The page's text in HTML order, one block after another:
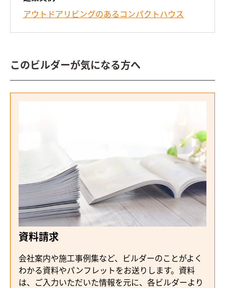
アウトドアリビングのあるコンパクトハウス
このビルダーが気になる方へ
資料請求
会社案内や施工事例集など、ビルダーのことがよく
わかる資料やパンフレットをお送りします。資料
は、ご入力いただいた情報を元に、各ビルダーより